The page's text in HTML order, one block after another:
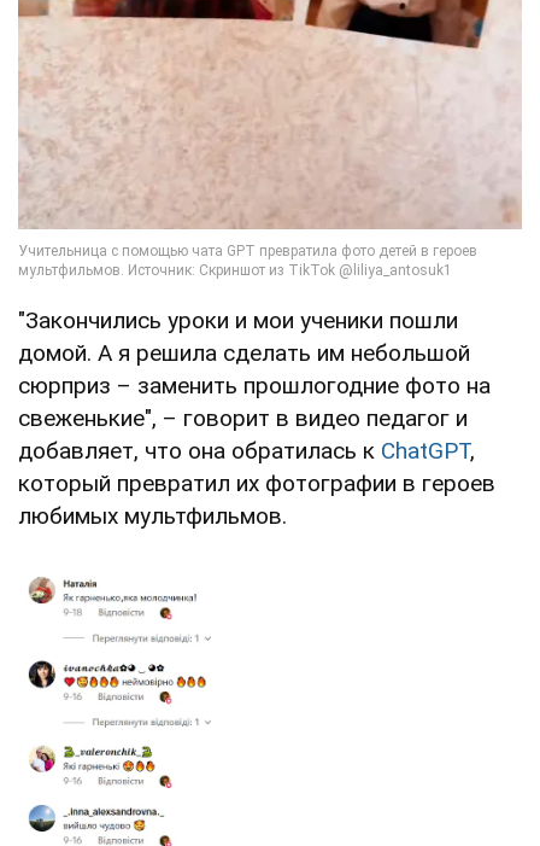
"Закончились уроки и мои ученики пошли
домой. А я решила сделать им небольшой
сюрприз – заменить прошлогодние фото на
свеженькие", – говорит в видео педагог и
добавляет, что она обратилась к ChatGPT,
который превратил их фотографии в героев
любимых мультфильмов.